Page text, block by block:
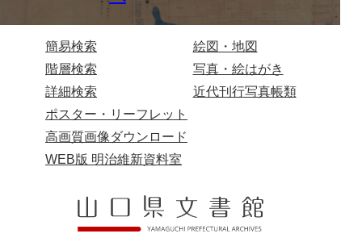
簡易検索
階層検索
詳細検索
絵図・地図
写真・絵はがき
近代刊行写真帳類
ポスター・リーフレット
高画質画像ダウンロード
WEB版 明治維新資料室